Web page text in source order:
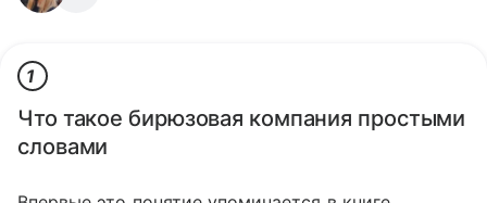
1
Что такое бирюзовая компания простыми
словами